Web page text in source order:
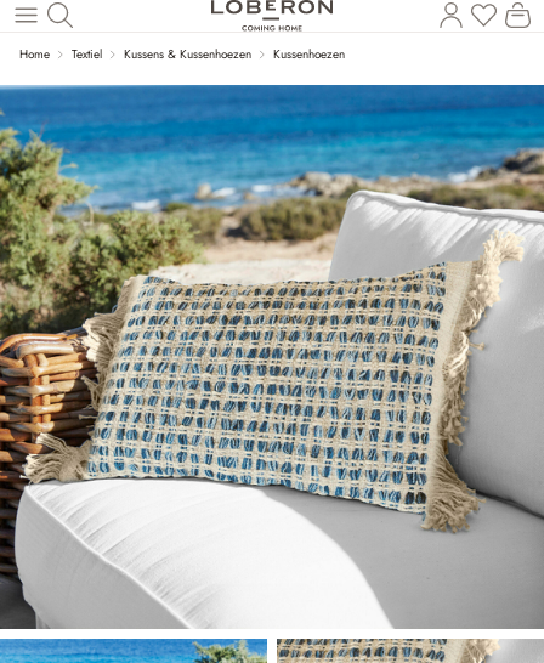
Naar de hoofdinhoud
U
Home Textiel Kussens & Kussenhoezen Kussenhoezen